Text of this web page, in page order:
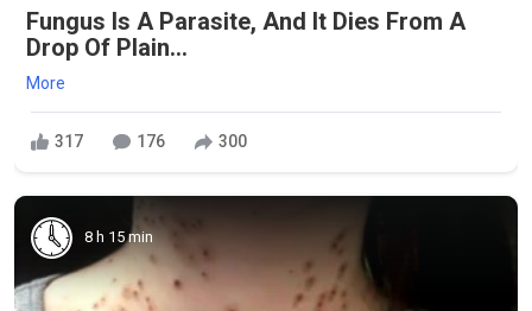
Fungus Is A Parasite, And It Dies From A
Drop Of Plain...
More
317 176 300
8 h 15 min